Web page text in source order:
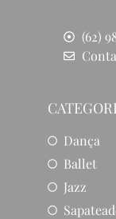
(62)
Dança
Ballet
Jazz